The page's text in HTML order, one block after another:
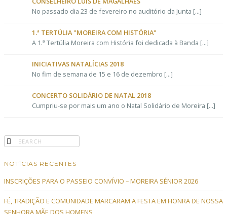
No passado dia 23 de fevereiro no auditório da Junta [...]
1.ª TERTÚLIA "MOREIRA COM HISTÓRIA"
A 1.ª Tertúlia Moreira com História foi dedicada à Banda [...]
INICIATIVAS NATALÍCIAS 2018
No fim de semana de 15 e 16 de dezembro [...]
CONCERTO SOLIDÁRIO DE NATAL 2018
Cumpriu-se por mais um ano o Natal Solidário de Moreira [...]
NOTÍCIAS RECENTES
INSCRIÇÕES PARA O PASSEIO CONVÍVIO – MOREIRA SÉNIOR 2026
FÉ, TRADIÇÃO E COMUNIDADE MARCARAM A FESTA EM HONRA DE NOSSA
SENHORA MÃE DOS HOMENS